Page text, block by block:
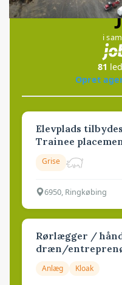
i
81
Opret
Elevplads
Trainee
Grise
6950, Ringkøbing
Rørlægger /
dræn/
Anlæg Kloak